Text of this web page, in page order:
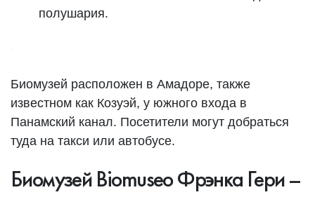
полушария.
Биомузей расположен в Амадоре, также
известном как Козуэй, у южного входа в
Панамский канал. Посетители могут добраться
туда на такси или автобусе.
Биомузей Biomuseo Фрэнка Гери –